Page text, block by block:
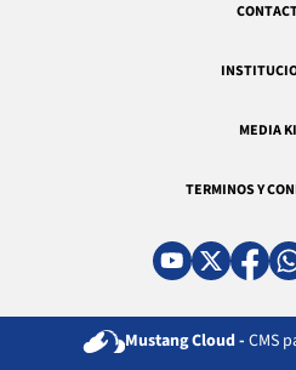
MEDIA
TERMINOS Y
Mustang Cloud - CMS